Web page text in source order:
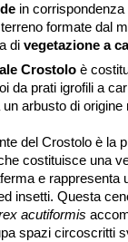
in corrispondenza
formate dal
di vegetazione a
Crostolo è
da prati igrofili a
arbusto di
del Crostolo è la
costituisce una
e rappresenta
insetti. Questa
acutiformis
spazi circoscritti